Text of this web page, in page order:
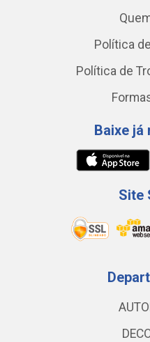
Política
Política de
Baixe já
Site